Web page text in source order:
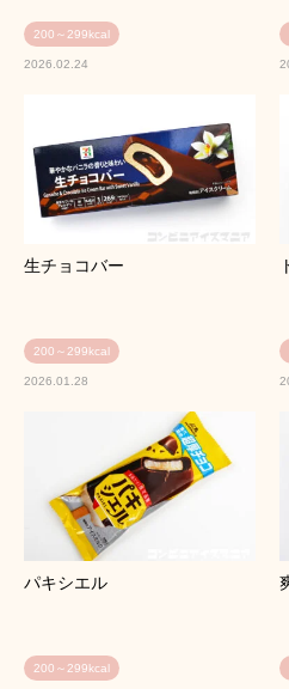
200～299kcal
2026.02.24
生チョコバー
200～299kcal
2026.01.28
パキシエル
200～299kcal